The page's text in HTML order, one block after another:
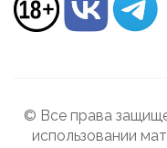
© Все права
использовании